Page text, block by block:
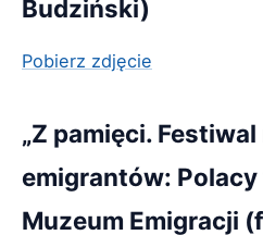
Budziński)
Pobierz zdjęcie
„Z pamięci.
emigrantów: Polacy
Muzeum Emigracji